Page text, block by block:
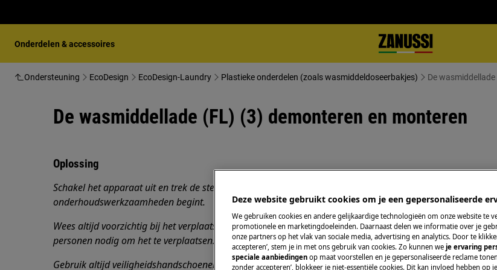
Onderdelen & accessoires
Ondersteuning EcoDesign EcoDesign-Laundry Plastieke onderdelen (zoals wasmiddeldoseerbakjes) De
De wasmiddellade (FL) (3) demonteren en monteren
Oplossing
Schakel het apparaat uit en trek de stekker uit het stopcontact voordat je met
onderhoudswerkzaamheden begint.
Wees altijd voorzichtig bij het verplaatsen van apparaten, voor zware apparaten zijn twee
personen nodig om het te verplaatsen.
Gebruik altijd veiligheidshandschoenen en gesloten schoeisel.
Deze website gebruikt cookies om je een gepersonaliseerde
We gebruiken cookies en andere gelijkaardige technologieën om onze website te
promotionele en marketingdoeleinden. Daarnaast delen we informatie over je
onze partners op het vlak van sociale media, advertising en analytics. Door te
accepteren’, stem je in met ons gebruik van cookies. Zo kunnen we je ervaring
speciale aanbiedingen op maat voorstellen en je gepersonaliseerde reclame
zonder accepteren’, blokkeer je niet-essentiële cookies. Dit kan invloed hebben op